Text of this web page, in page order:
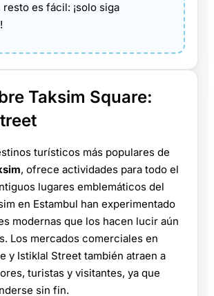
resto es fácil: ¡solo siga
Taksim Square:
turísticos más populares de
, ofrece actividades para todo el
lugares emblemáticos del
en Estambul han experimentado
modernas que los hacen lucir aún
Los mercados comerciales en
y Istiklal Street también atraen a
turistas y visitantes, ya que
sin fin.